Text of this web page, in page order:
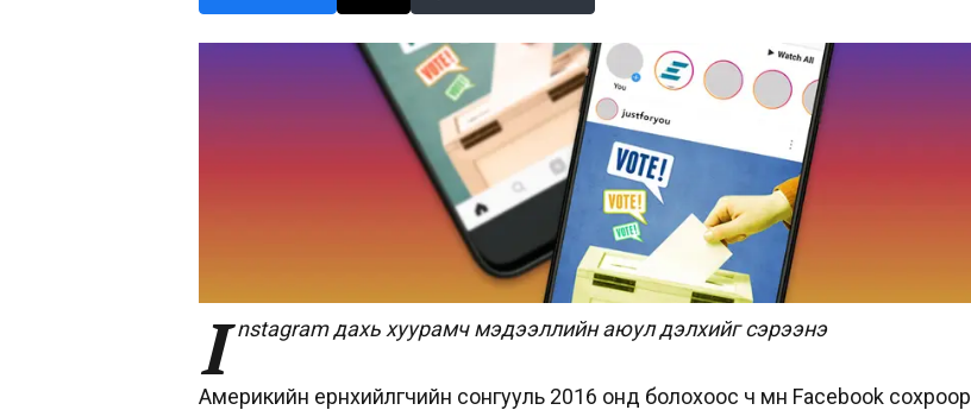
I nstagram дахь хуурамч мэдээллийн аюул дэлхийг сэрээнэ
Америкийн ерөнхийлөгчийн сонгууль 2016 онд болохоос ч өмнө Facebook сохроор